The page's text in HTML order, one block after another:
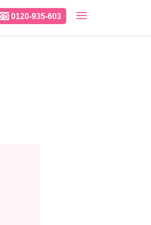
0120-935-603